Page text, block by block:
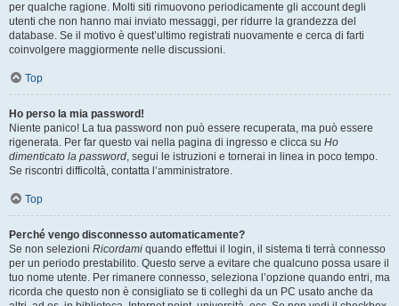
per qualche ragione. Molti siti rimuovono periodicamente gli account degli
utenti che non hanno mai inviato messaggi, per ridurre la grandezza del
database. Se il motivo è quest’ultimo registrati nuovamente e cerca di farti
coinvolgere maggiormente nelle discussioni.
Top
Ho perso la mia password!
Niente panico! La tua password non può essere recuperata, ma può essere
rigenerata. Per far questo vai nella pagina di ingresso e clicca su Ho
dimenticato la password, segui le istruzioni e tornerai in linea in poco tempo.
Se riscontri difficoltà, contatta l’amministratore.
Top
Perché vengo disconnesso automaticamente?
Se non selezioni Ricordami quando effettui il login, il sistema ti terrà connesso
per un periodo prestabilito. Questo serve a evitare che qualcuno possa usare il
tuo nome utente. Per rimanere connesso, seleziona l’opzione quando entri, ma
ricorda che questo non è consigliato se ti colleghi da un PC usato anche da